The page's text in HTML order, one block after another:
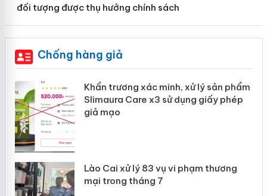
đối tượng được thụ hưởng chính sách
Chống hàng giả
Khẩn trương xác minh, xử lý sản phẩm
Slimaura Care x3 sử dụng giấy phép
giả mạo
Lào Cai xử lý 83 vụ vi phạm thương
mại trong tháng 7